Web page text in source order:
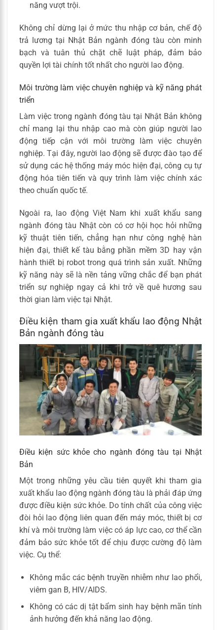
năng vượt trội.
Không chỉ dừng lại ở mức thu nhập cơ bản, chế độ
trả lương tại Nhật Bản ngành đóng tàu còn minh
bạch và tuân thủ chặt chẽ luật pháp, đảm bảo
quyền lợi tài chính tốt nhất cho người lao động.
Môi trường làm việc chuyên nghiệp và kỹ năng phát
triển
Làm việc trong ngành đóng tàu tại Nhật Bản không
chỉ mang lại thu nhập cao mà còn giúp người lao
động tiếp cận với môi trường làm việc chuyên
nghiệp. Tại đây, người lao động sẽ được đào tạo để
sử dụng các hệ thống máy móc hiện đại, công cụ tự
động hóa tiên tiến và quy trình làm việc chính xác
theo chuẩn quốc tế.
Ngoài ra, lao động Việt Nam khi xuất khẩu sang
ngành đóng tàu Nhật còn có cơ hội học hỏi những
kỹ thuật tiên tiến, chẳng hạn như công nghệ hàn
hiện đại, thiết kế tàu bằng phần mềm 3D hay vận
hành thiết bị robot trong quá trình sản xuất. Những
kỹ năng này sẽ là nền tảng vững chắc để bạn phát
triển sự nghiệp ngay cả khi trở về quê hương sau
thời gian làm việc tại Nhật.
Điều kiện tham gia xuất khẩu lao động Nhật
Bản ngành đóng tàu
Điều kiện sức khỏe cho ngành đóng tàu tại Nhật
Bản
Một trong những yêu cầu tiên quyết khi tham gia
xuất khẩu lao động ngành đóng tàu là phải đáp ứng
được điều kiện sức khỏe. Do tính chất của công việc
đòi hỏi lao động liên quan đến máy móc, thiết bị cơ
khí và môi trường làm việc có áp lực cao, cơ thể cần
đảm bảo sức khỏe tốt để chịu được cường độ làm
việc. Cụ thể:
Không mắc các bệnh truyền nhiễm như lao phổi,
viêm gan B, HIV/AIDS.
Không có các dị tật bẩm sinh hay bệnh mãn tính
ảnh hưởng đến khả năng lao động.